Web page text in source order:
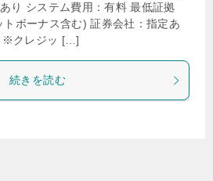
り システム費用：有料 最低証拠
ボーナス含む) 証券会社：指定あ
※クレジッ […]
続きを読む